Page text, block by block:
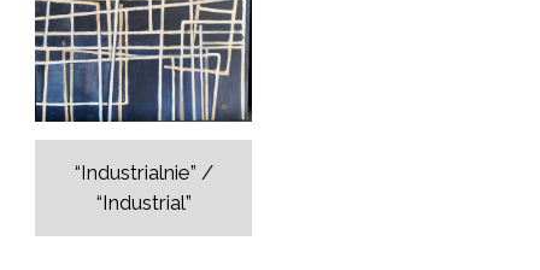
“Industrialnie” /
“Industrial”